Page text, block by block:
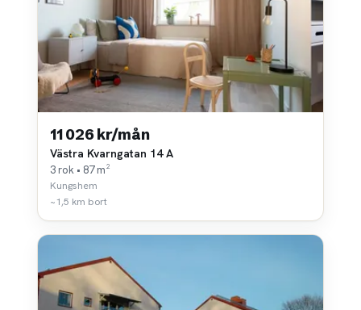
11 026 kr/mån
Västra Kvarngatan 14 A
3 rok • 87 m²
Kungshem
~1,5 km bort